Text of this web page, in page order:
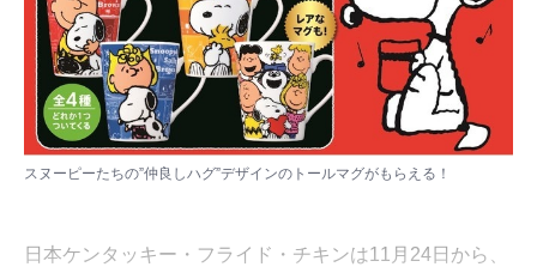
スヌーピーたちの”仲良しハグ”デザインのトールマグがもらえる！
日本ケンタッキー・フライド・チキンは11月24日から、